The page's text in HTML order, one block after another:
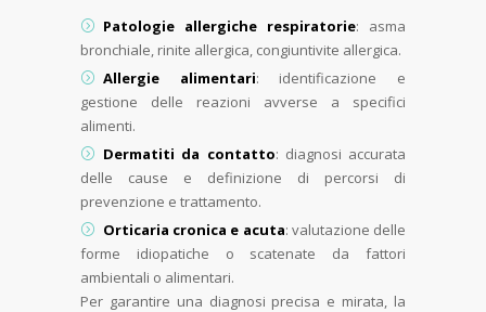
Patologie allergiche respiratorie: asma
bronchiale, rinite allergica, congiuntivite allergica.
Allergie alimentari: identificazione e
gestione delle reazioni avverse a specifici
alimenti.
Dermatiti da contatto: diagnosi accurata
delle cause e definizione di percorsi di
prevenzione e trattamento.
Orticaria cronica e acuta: valutazione delle
forme idiopatiche o scatenate da fattori
ambientali o alimentari.
Per garantire una diagnosi precisa e mirata, la